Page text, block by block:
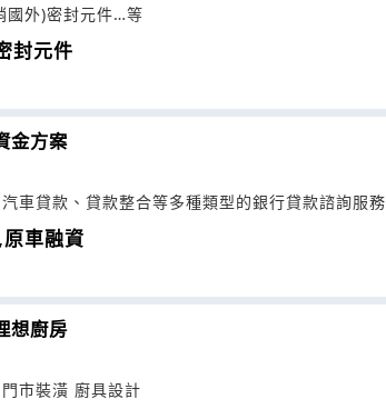
國外)密封元件…等
封元件
金方案
車貸款、貸款整合等多種類型的銀行貸款諮詢服務
車融資
想廚房
市裝潢 廚具設計